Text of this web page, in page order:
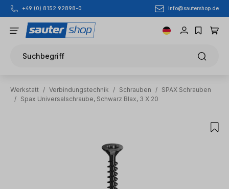
Zum Hauptinhalt springen
+49 (0) 8152 92898-0 info@sautershop.de
Suchbegriff
Werkstatt / Verbindungstechnik / Schrauben / SPAX Schrauben
/ Spax Universalschraube, Schwarz Blax, 3 X 20